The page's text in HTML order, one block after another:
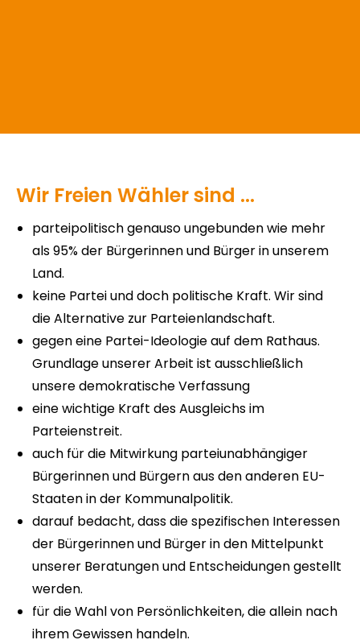
Wir Freien Wähler sind ...
parteipolitisch genauso ungebunden wie mehr
als 95% der Bürgerinnen und Bürger in unserem
Land.
keine Partei und doch politische Kraft. Wir sind
die Alternative zur Parteienlandschaft.
gegen eine Partei-Ideologie auf dem Rathaus.
Grundlage unserer Arbeit ist ausschließlich
unsere demokratische Verfassung
eine wichtige Kraft des Ausgleichs im
Parteienstreit.
auch für die Mitwirkung parteiunabhängiger
Bürgerinnen und Bürgern aus den anderen EU-
Staaten in der Kommunalpolitik.
darauf bedacht, dass die spezifischen Interessen
der Bürgerinnen und Bürger in den Mittelpunkt
unserer Beratungen und Entscheidungen gestellt
werden.
für die Wahl von Persönlichkeiten, die allein nach
ihrem Gewissen handeln.